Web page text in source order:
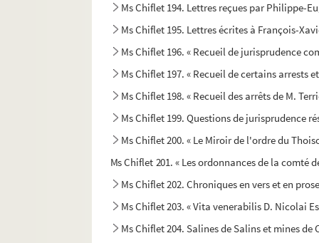
Ms Chiflet 194. Lettres reçues par Philippe-
Ms Chiflet 195. Lettres écrites à François-
Ms Chiflet 196. « Recueil de jurisprudence
Ms Chiflet 197. « Recueil de certains
Ms Chiflet 198. « Recueil des arrêts de M.
Ms Chiflet 199. Questions de jurisprudence
Ms Chiflet 200. « Le Miroir de l'ordre du
Ms Chiflet 201. « Les ordonnances de la
Ms Chiflet 202. Chroniques en vers et en
Ms Chiflet 203. « Vita venerabilis D. Nicolai
Ms Chiflet 204. Salines de Salins et mines